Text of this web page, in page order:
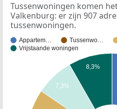
Tussenwoningen komen
Valkenburg: er zijn 907
tussenwoningen.
Appartem… Tussenwo…
Vrijstaande woningen
8,3%
7,3%